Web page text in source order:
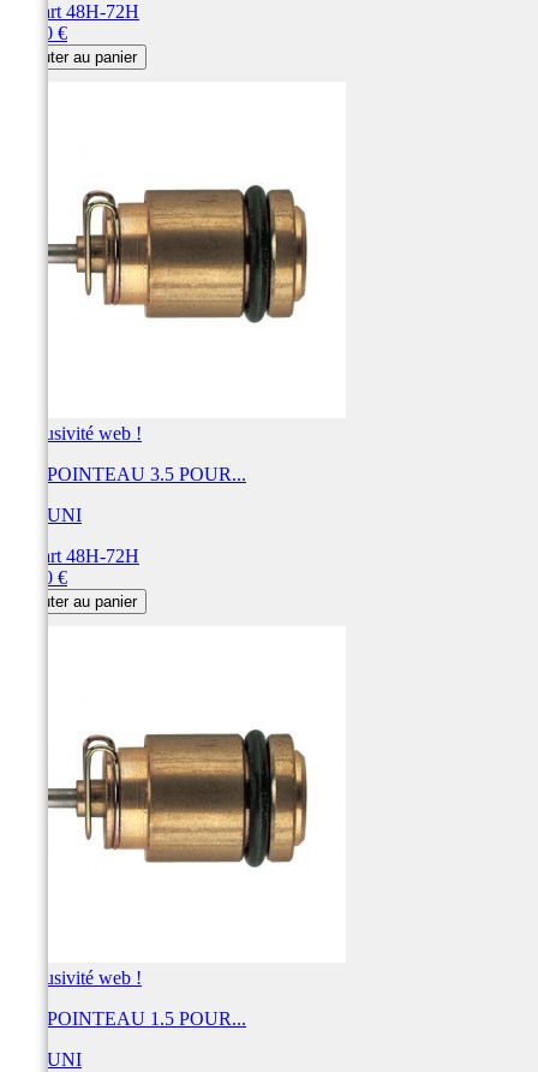
Départ 48H-72H
32,40 €
Ajouter au panier
Exclusivité web !
KIT POINTEAU 3.5 POUR...
MIKUNI
Départ 48H-72H
31,20 €
Ajouter au panier
Exclusivité web !
KIT POINTEAU 1.5 POUR...
MIKUNI